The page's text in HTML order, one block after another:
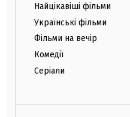
Найцікавіші фільми
Українські фільми
Фільми на вечір
Комедії
Серіали